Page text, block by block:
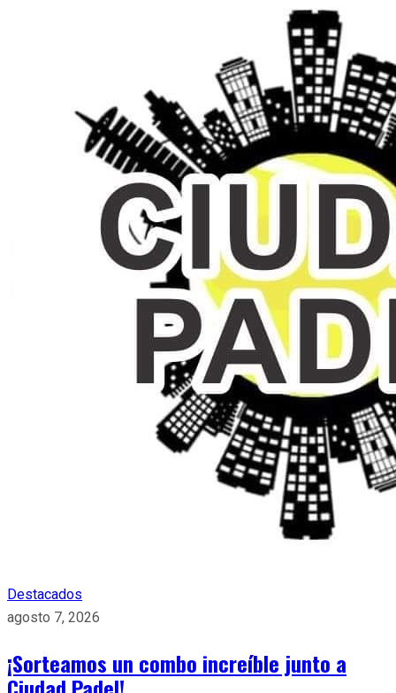
Destacados
agosto 7, 2026
¡Sorteamos un combo increíble junto a